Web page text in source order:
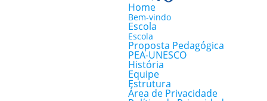
Home
Bem-vindo
Escola
Escola
Proposta Pedagógica
PEA-UNESCO
História
Equipe
Estrutura
Área de Privacidade